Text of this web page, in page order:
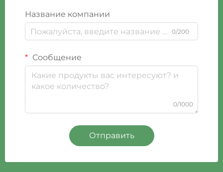
Название компании
0/200
Сообщение
0/1000
Отправить